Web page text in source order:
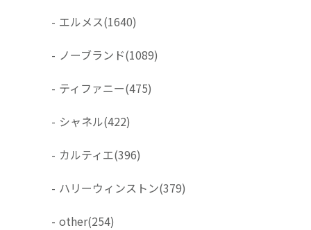
- エルメス(1640)
- ノーブランド(1089)
- ティファニー(475)
- シャネル(422)
- カルティエ(396)
- ハリーウィンストン(379)
- other(254)